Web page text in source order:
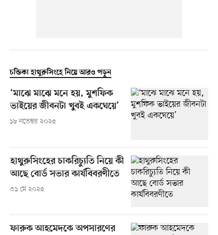
চন্ডিকা হাথুরুসিংহে নিয়ে আরও পড়ুন
‘মাঝে মাঝে মনে হয়, মুশফিক
ভাইয়ের জীবনটা খুবই একঘেয়ে’
১৮ নভেম্বর ২০২৫
হাথুরুসিংহের চাকরিচ্যুতি নিয়ে কী
আছে বোর্ড সভার কার্যবিবরণীতে
৩১ মে ২০২৫
ফারুক আহমেদকে অপসারণের